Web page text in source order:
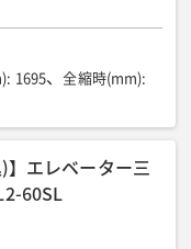
: 1695 全縮時(mm):
】エレベーター三
60SL